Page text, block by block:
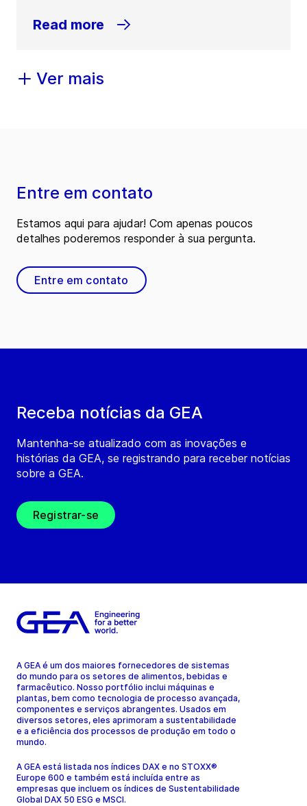
Read more
Ver mais
Receba notícias da GEA
Mantenha-se atualizado com as inovações e
histórias da GEA, se registrando para receber notícias
sobre a GEA.
Registrar-se
Entre em contato
Estamos aqui para ajudar! Com apenas poucos
detalhes poderemos responder à sua pergunta.
Entre em contato
A GEA é um dos maiores fornecedores de sistemas
do mundo para os setores de alimentos, bebidas e
farmacêutico. Nosso portfólio inclui máquinas e
plantas, bem como tecnologia de processo avançada,
componentes e serviços abrangentes. Usados em
diversos setores, eles aprimoram a sustentabilidade
e a eficiência dos processos de produção em todo o
mundo.
A GEA está listada nos índices DAX e no STOXX®
Europe 600 e também está incluída entre as
empresas que incluem os índices de Sustentabilidade
Global DAX 50 ESG e MSCI.